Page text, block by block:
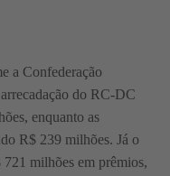
a Confederação
do RC-DC
enquanto as
R$ 239 milhões. Já o
milhões em prêmios,